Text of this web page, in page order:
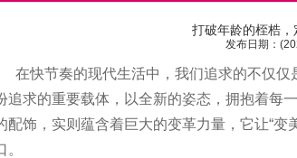
打破年龄的桎梏，
发布日期：
在快节奏的现代生活中，我们追求的不仅
追求的重要载体，以全新的姿态，拥抱着每
配饰，实则蕴含着巨大的变革力量，它让“
。